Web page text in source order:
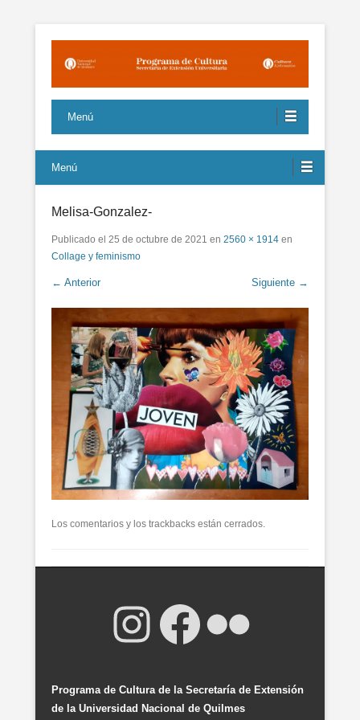
Programa de Cultura UNQ
Menú
Menú
Melisa-Gonzalez-
Publicado el 25 de octubre de 2021 en 2560 × 1914 en
Collage y feminismo
← Anterior Siguiente →
Los comentarios y los trackbacks están cerrados.
Instagram
Facebook
Flickr
Programa de Cultura de la Secretaría de Extensión
de la Universidad Nacional de Quilmes